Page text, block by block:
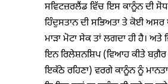
ਸਵਿਟਜ਼ਰਲੈਂਡ ਵਿੱਚ ਇਸ ਕਾਨੂੰਨ ਦੀ
ਹਿੰਦੁਸਤਾਨ ਦੀ ਸਭਿਅਤਾ ਤੇ ਕੋਈ ਅਸਰ
ਮਾੜਾ ਮੋਟਾ ਸੇਕ ਤਾਂ ਲਗਦਾ ਹੀ ਹੈ। ਅਤੇ
ਇਨ ਰਿਲੇਸ਼ਨਸ਼ਿਪ (ਵਿਆਹ ਕੀਤੇ
ਇਕੱਠੇ ਰਹਿਣਾ) ਵਰਗੇ ਕਾਨੂੰਨ ਨੂੰ